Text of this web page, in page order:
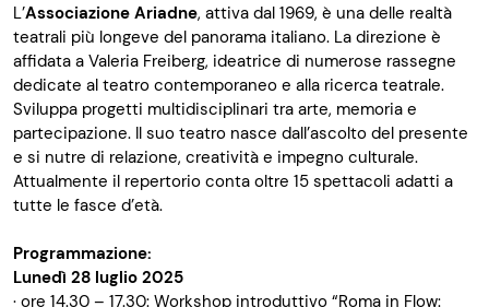
L’Associazione Ariadne, attiva dal 1969, è una delle realtà
teatrali più longeve del panorama italiano. La direzione è
affidata a Valeria Freiberg, ideatrice di numerose rassegne
dedicate al teatro contemporaneo e alla ricerca teatrale.
Sviluppa progetti multidisciplinari tra arte, memoria e
partecipazione. Il suo teatro nasce dall’ascolto del presente
e si nutre di relazione, creatività e impegno culturale.
Attualmente il repertorio conta oltre 15 spettacoli adatti a
tutte le fasce d’età.
Programmazione:
Lunedì 28 luglio 2025
· ore 14.30 – 17.30: Workshop introduttivo “Roma in Flow: